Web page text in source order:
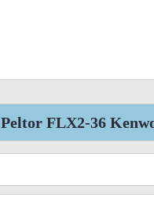
FLX2-36